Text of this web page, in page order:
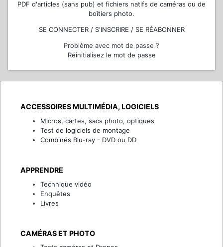
PDF d'articles (sans pub) et fichiers natifs de caméras ou de
boîtiers photo.
SE CONNECTER / S'INSCRIRE / SE RÉABONNER
Problème avec mot de passe ?
Réinitialisez le mot de passe
ACCESSOIRES MULTIMÉDIA, LOGICIELS
Micros, cartes, sacs photo, optiques
Test de logiciels de montage
Combinés Blu-ray - DVD ou DD
APPRENDRE
Technique vidéo
Enquêtes
Livres
CAMÉRAS ET PHOTO